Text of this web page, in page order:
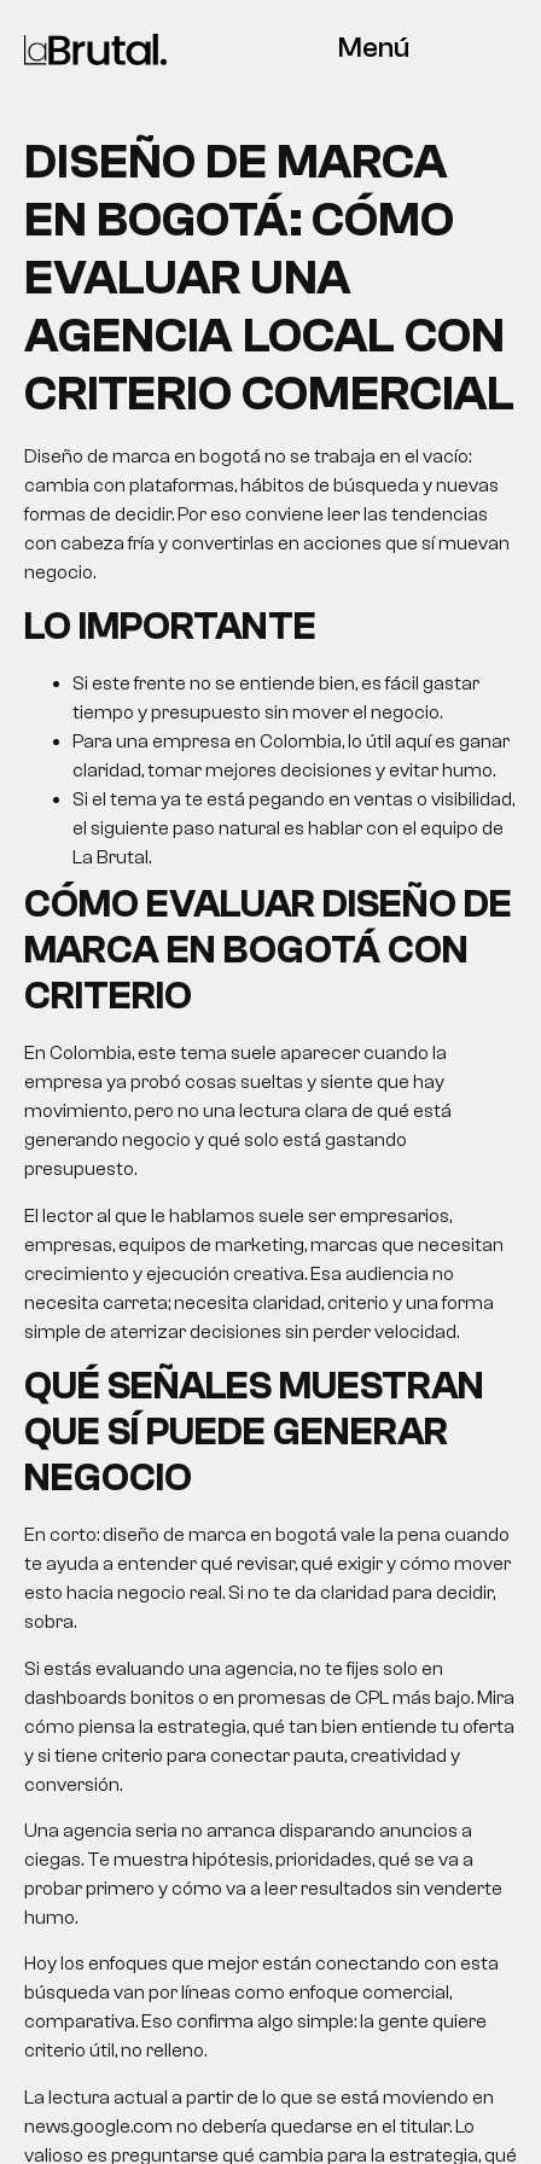
Menú
DISEÑO DE MARCA
EN BOGOTÁ: CÓMO
EVALUAR UNA
AGENCIA LOCAL CON
CRITERIO COMERCIAL
Diseño de marca en bogotá no se trabaja en el vacío:
cambia con plataformas, hábitos de búsqueda y nuevas
formas de decidir. Por eso conviene leer las tendencias
con cabeza fría y convertirlas en acciones que sí muevan
negocio.
LO IMPORTANTE
Si este frente no se entiende bien, es fácil gastar
tiempo y presupuesto sin mover el negocio.
Para una empresa en Colombia, lo útil aquí es ganar
claridad, tomar mejores decisiones y evitar humo.
Si el tema ya te está pegando en ventas o visibilidad,
el siguiente paso natural es hablar con el equipo de
La Brutal.
CÓMO EVALUARDISEÑO DE
MARCA EN BOGOTÁCON
CRITERIO
En Colombia, este tema suele aparecer cuando la
empresa ya probó cosas sueltas y siente que hay
movimiento, pero no una lectura clara de qué está
generando negocio y qué solo está gastando
presupuesto.
El lector al que le hablamos suele ser empresarios,
empresas, equipos de marketing, marcas que necesitan
crecimiento y ejecución creativa. Esa audiencia no
necesita carreta; necesita claridad, criterio y una forma
simple de aterrizar decisiones sin perder velocidad.
QUÉ SEÑALES MUESTRAN
QUE SÍ PUEDE GENERAR
NEGOCIO
En corto: diseño de marca en bogotá vale la pena cuando
te ayuda a entender qué revisar, qué exigir y cómo mover
esto hacia negocio real. Si no te da claridad para decidir,
sobra.
Si estás evaluando una agencia, no te fijes solo en
dashboards bonitos o en promesas de CPL más bajo. Mira
cómo piensa la estrategia, qué tan bien entiende tu oferta
y si tiene criterio para conectar pauta, creatividad y
conversión.
Una agencia seria no arranca disparando anuncios a
ciegas. Te muestra hipótesis, prioridades, qué se va a
probar primero y cómo va a leer resultados sin venderte
humo.
Hoy los enfoques que mejor están conectando con esta
búsqueda van por líneas como enfoque comercial,
comparativa. Eso confirma algo simple: la gente quiere
criterio útil, no relleno.
La lectura actual a partir de lo que se está moviendo en
news.google.com no debería quedarse en el titular. Lo
valioso es preguntarse qué cambia para la estrategia, qué